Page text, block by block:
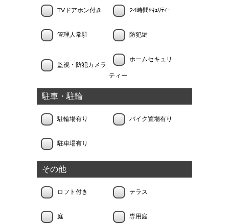
TVドアホン付き 24時間ｾｷｭﾘﾃｨｰ
管理人常駐 防犯鍵
監視・防犯カメラ
ホームセキュリ
ティー
駐車・駐輪
駐輪場有り バイク置場有り
駐車場有り
その他
ロフト付き テラス
庭 専用庭